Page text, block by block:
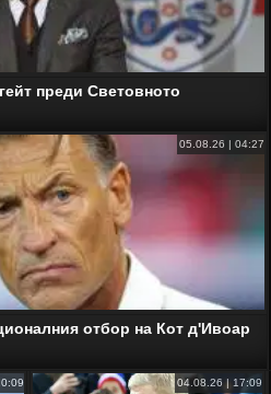
преди Световното
05.08.26 | 04:27
отбор на Кот д'Ивоар
04.08.26 | 17:09